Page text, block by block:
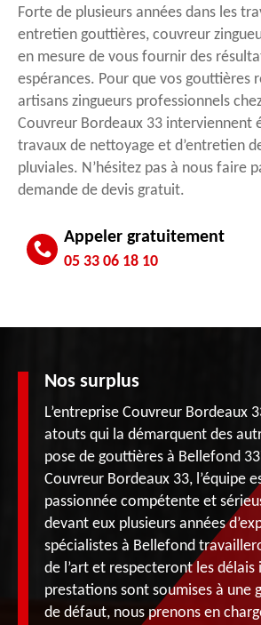
Forte de plusieurs années dans les
entretien gouttières, couvreur
en mesure de vous fournir des
espérances. Pour que vos gouttières
artisans zingueurs professionnels
Couvreur Bordeaux 33 interviennent
travaux de nettoyage et d’entretien
pluviales. N’hésitez pas à nous faire
demande de devis gratuit.
Appeler gratuitement
05 33 06 18 10
Nos surplus
L’entreprise Couvreur Bordeaux
atouts qui la démarquent des
pose de gouttières à Bellefond
Couvreur Bordeaux 33, l’équipe
passionnée compétente et
devant eux plusieurs années
spécialistes à Bellefond
de l’art et respecteront les délais
prestations sont soumises à une
de défaut, nous prenons en